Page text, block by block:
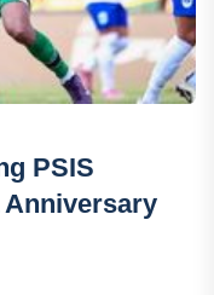
PSIS
Anniversary